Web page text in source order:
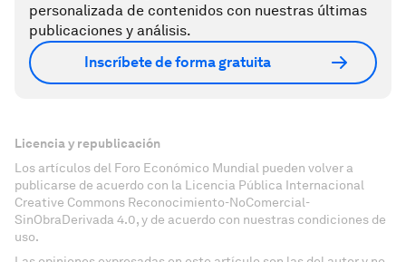
personalizada de contenidos con nuestras últimas
publicaciones y análisis.
Inscríbete de forma gratuita
Licencia y republicación
Los artículos del Foro Económico Mundial pueden volver a
publicarse de acuerdo con la Licencia Pública Internacional
Creative Commons Reconocimiento-NoComercial-
SinObraDerivada 4.0, y de acuerdo con nuestras condiciones de
uso.